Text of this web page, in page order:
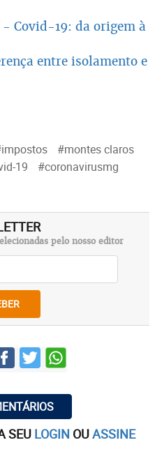
Covid-19: da origem à
entre isolamento e
#montes claros
19
#coronavirusmg
pelo nosso editor
SEU LOGIN OUASSINE